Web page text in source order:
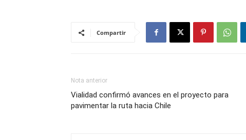
Compartir
Nota anterior
Vialidad confirmó avances en el proyecto para
pavimentar la ruta hacia Chile